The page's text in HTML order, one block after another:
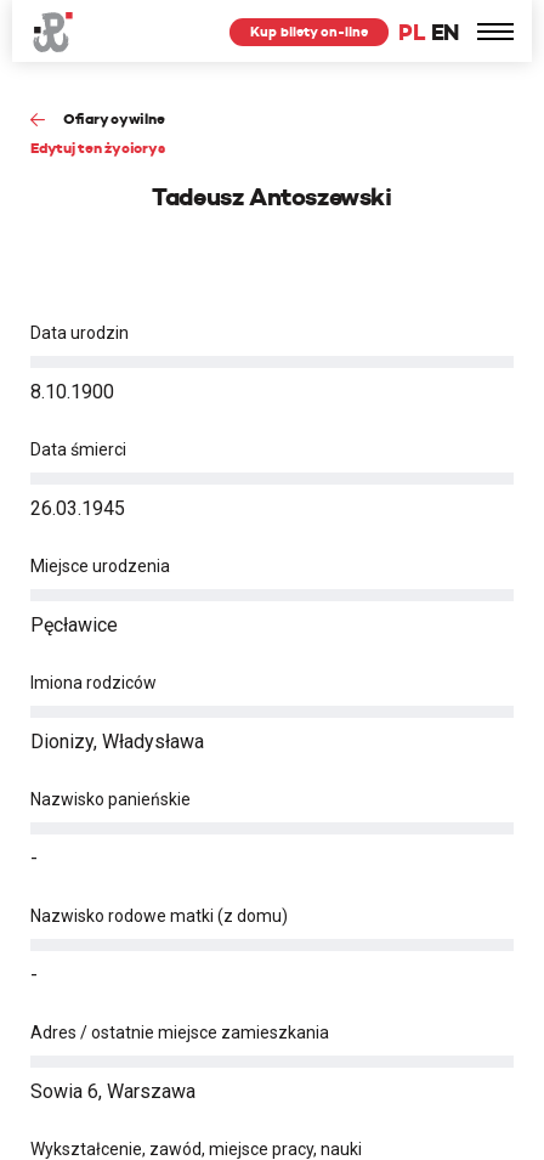
PL EN
Kup bilety on-line
Ofiary cywilne
Edytuj ten życiorys
Tadeusz Antoszewski
Data urodzin
8.10.1900
Data śmierci
26.03.1945
Miejsce urodzenia
Pęcławice
Imiona rodziców
Dionizy, Władysława
Nazwisko panieńskie
-
Nazwisko rodowe matki (z domu)
-
Adres / ostatnie miejsce zamieszkania
Sowia 6, Warszawa
Wykształcenie, zawód, miejsce pracy, nauki